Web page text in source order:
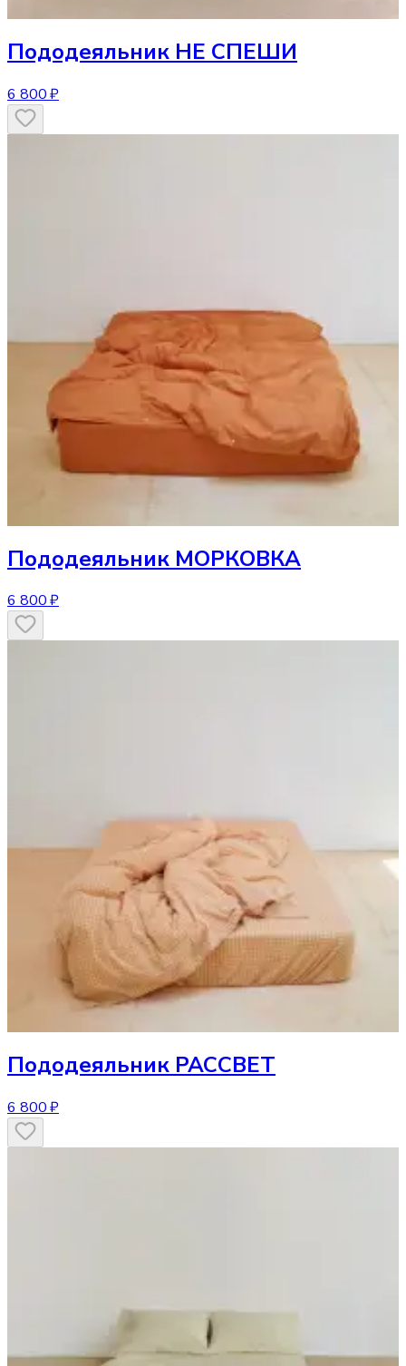
Пододеяльник НЕ СПЕШИ
6 800 ₽
Пододеяльник МОРКОВКА
6 800 ₽
Пододеяльник РАССВЕТ
6 800 ₽